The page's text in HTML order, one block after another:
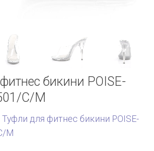
бикини POISE-
C/M
Туфли для фитнес бикини POISE-
M